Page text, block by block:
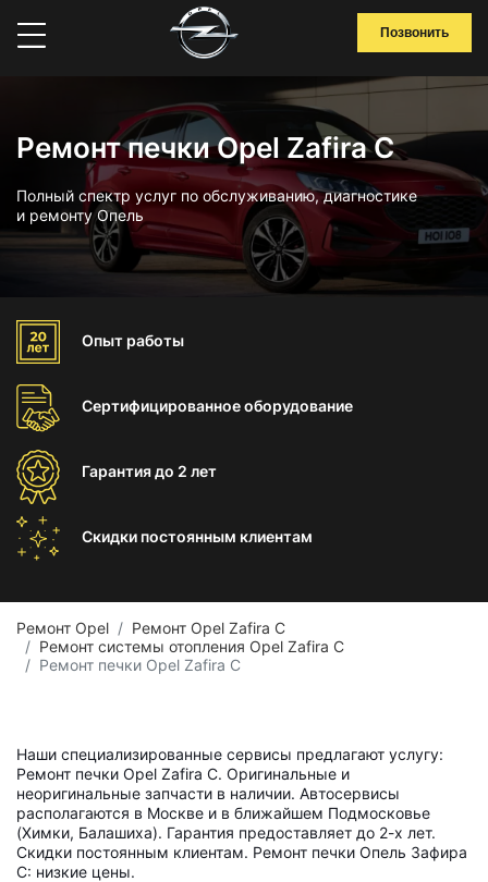
Позвонить
Ремонт печки Opel Zafira C
Полный спектр услуг по обслуживанию, диагностике
и ремонту Опель
Опыт работы
Сертифицированноеоборудование
Гарантиядо 2 лет
Скидки постоянным клиентам
Ремонт Opel
Ремонт Opel Zafira C
Ремонт системы отопления Opel Zafira C
Ремонт печки Opel Zafira C
Наши специализированные сервисы предлагают услугу:
Ремонт печки Opel Zafira C. Оригинальные и
неоригинальные запчасти в наличии. Автосервисы
располагаются в Москве и в ближайшем Подмосковье
(Химки, Балашиха). Гарантия предоставляет до 2-х лет.
Скидки постоянным клиентам. Ремонт печки Опель Зафира
C: низкие цены.